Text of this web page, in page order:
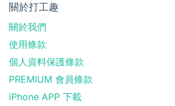
關於打工趣
關於我們
使用條款
個人資料保護條款
PREMIUM 會員條款
iPhone APP 下載